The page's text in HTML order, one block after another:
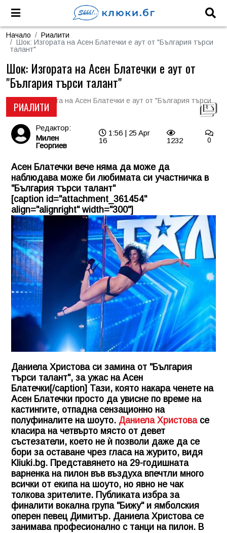
Начало
Риалити
Шок: Изгората на Асен Блатечки е аут от "България търси
талант"
РИАЛИТИ
Шок: Изгората на Асен Блатечки е аут от
"България търси талант"
Редактор:
Милен
Георгиев
1:56 | 25 Apr
16
1232 0
Асен Блатечки вече няма да може да
наблюдава може би любимата си участничка в
"България търси талант"
[caption id="attachment_361454"
align="alignright" width="300"]
Даниела Христова си замина от "България
търси талант", за ужас на Асен
Блатечки[/caption] Тази, която накара ченете на
Асен Блатечки просто да увисне по време на
кастингите, отпадна сензационно на
полуфиналите на шоуто. Даниела Христовасе
класира на четвърто място от девет
състезатели, което не ѝ позволи даже да се
бори за оставане чрез гласа на журито, видя
Kliuki.bg. Представянето на 29-годишната
варненка на пилон във въздуха впечтли много
всички от екипа на шоуто, но явно не чак
толкова зрителите. Публиката избра за
финалити вокална група "Бижу" и ямболския
оперен певец Димитър. Даниела Христова се
занимава професионално с танци на пилон. В